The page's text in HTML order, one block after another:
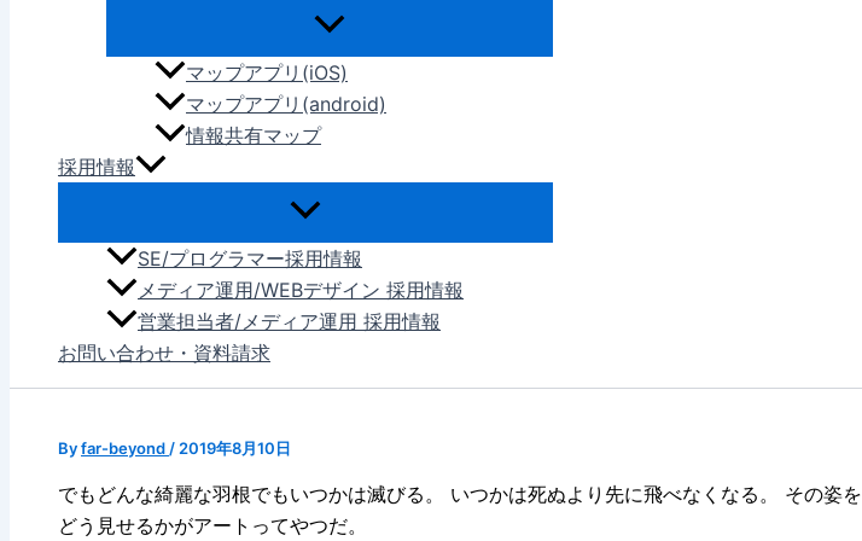
マップアプリ(iOS)
マップアプリ(android)
情報共有マップ
採用情報
SE/プログラマー採用情報
メディア運用/WEBデザイン 採用情報
営業担当者/メディア運用 採用情報
お問い合わせ・資料請求
Byfar-beyond / 2019年8月10日
でもどんな綺麗な羽根でもいつかは滅びる。 いつかは死ぬより先に飛べなくなる。 その姿を
どう見せるかがアートってやつだ。